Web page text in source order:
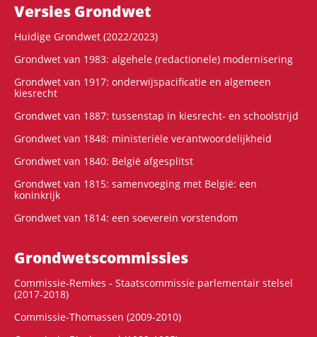
Versies Grondwet
Huidige Grondwet (2022/2023)
Grondwet van 1983: algehele (redactionele) modernisering
Grondwet van 1917: onderwijspacificatie en algemeen
kiesrecht
Grondwet van 1887: tussenstap in kiesrecht- en schoolstrijd
Grondwet van 1848: ministeriële verantwoordelijkheid
Grondwet van 1840: België afgesplitst
Grondwet van 1815: samenvoeging met België: een
koninkrijk
Grondwet van 1814: een soeverein vorstendom
Grondwets­commissies
Commissie-Remkes - Staatscommissie parlementair stelsel
(2017-2018)
Commissie-Thomassen (2009-2010)